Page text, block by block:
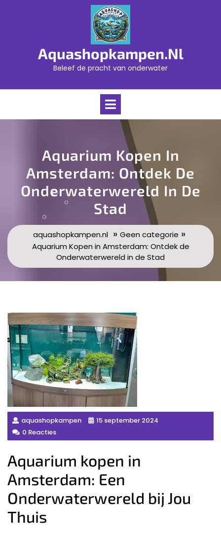
Aquashopkampen.nl
Beleef de pracht van onderwater
Open
Aquarium Kopen In
Amsterdam: Ontdek De
Onderwaterwereld In De
Stad
aquashopkampen.nl » Geen categorie »
Aquarium Kopen in Amsterdam: Ontdek de
Onderwaterwereld in de Stad
aquashopkampen
15 september 2024
0 Reacties
Aquarium kopen in
Amsterdam: Een
Onderwaterwereld bij Jou
Thuis